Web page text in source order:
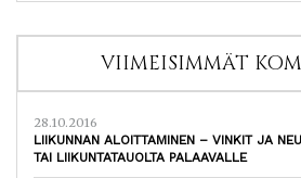
VIIMEISIMMÄT
28.10.2016
LIIKUNNAN ALOITTAMINEN – VINKIT JA
TAI LIIKUNTATAUOLTA PALAAVALLE